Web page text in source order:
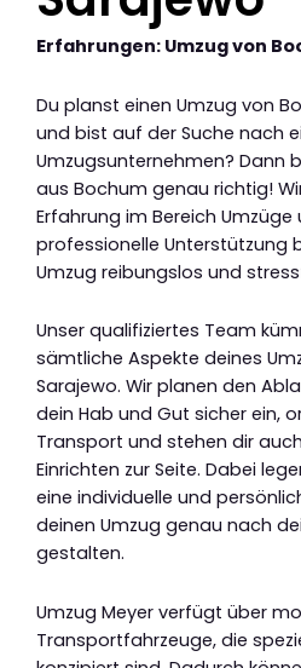
Erfahrungen: Umzug von
Du planst einen Umzug von
und bist auf der Suche nach
Umzugsunternehmen? Dann
aus Bochum genau richtig!
Erfahrung im Bereich Umzüge
professionelle Unterstützung
Umzug reibungslos und
Unser qualifiziertes Team
sämtliche Aspekte deines
Sarajewo. Wir planen den
dein Hab und Gut sicher ein,
Transport und stehen dir
Einrichten zur Seite. Dabei
eine individuelle und
deinen Umzug genau nach
gestalten.
Umzug Meyer verfügt über
Transportfahrzeuge, die